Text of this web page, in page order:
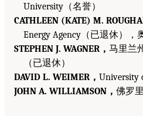
University（名誉）
CATHLEEN (KATE) M.
Energy Agency（已退休），
STEPHEN J. WAGNER， 马里兰
（已退休）
DAVID L. WEIMER， University
JOHN A. WILLIAMSON， 佛罗